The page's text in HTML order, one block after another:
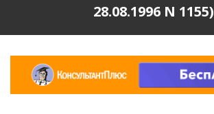
28.08.1996 N 1155)